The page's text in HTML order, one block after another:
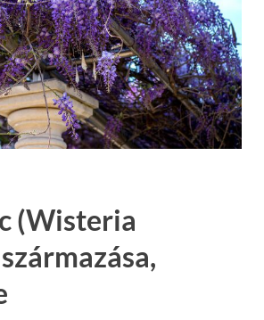
(Wisteria